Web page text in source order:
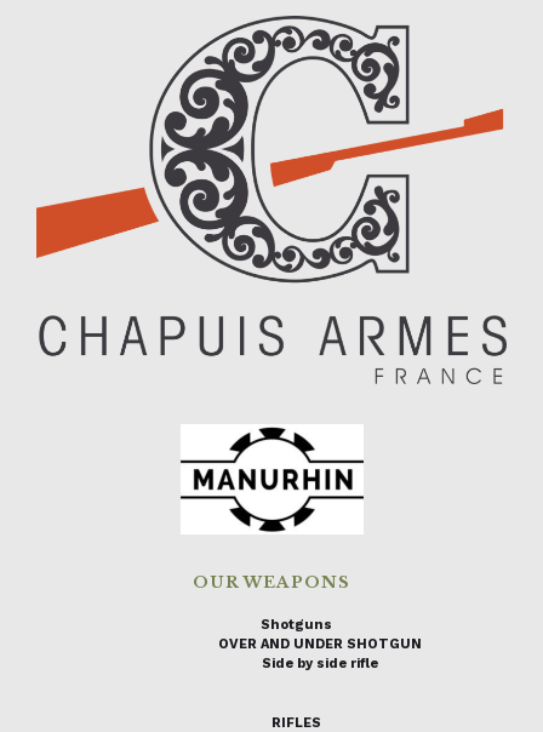
OUR WEAPONS
Shotguns
OVER AND UNDER SHOTGUN
Side by side rifle
RIFLES